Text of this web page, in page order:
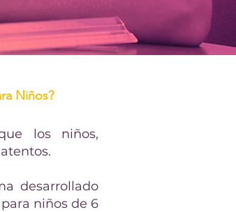
Niños?
los niños,
desarrollado
niños de 6